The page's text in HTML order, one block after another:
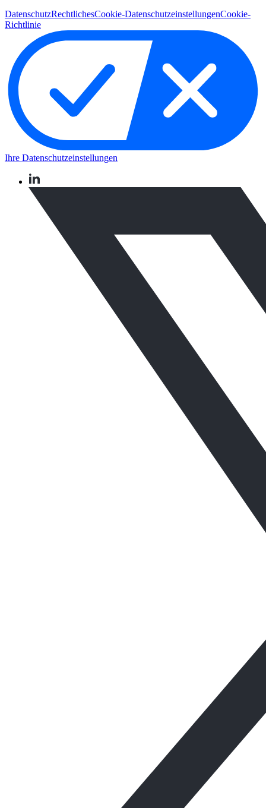
DatenschutzRechtlichesCookie-DatenschutzeinstellungenCookie-
Richtlinie
Ihre Datenschutzeinstellungen